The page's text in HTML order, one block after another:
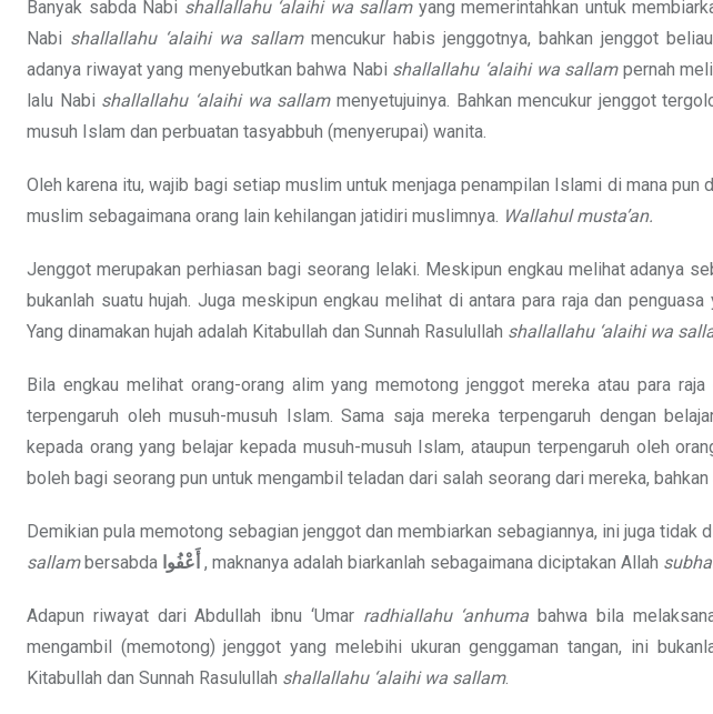
Banyak sabda Nabi shallallahu ‘alaihi wa sallamyang memerintahkan untuk
Nabi shallallahu ‘alaihi wa sallammencukur habis jenggotnya, bahkan jenggot
adanya riwayat yang menyebutkan bahwa Nabi shallallahu ‘alaihi wa sallampernah
lalu Nabi shallallahu ‘alaihi wa sallammenyetujuinya. Bahkan mencukur jenggot
musuh Islam dan perbuatan tasyabbuh (menyerupai) wanita.
Oleh karena itu, wajib bagi setiap muslim untuk menjaga penampilan Islami di mana pun
muslim sebagaimana orang lain kehilangan jatidiri muslimnya. Wallahul musta’an.
Jenggot merupakan perhiasan bagi seorang lelaki. Meskipun engkau melihat adanya
bukanlah suatu hujah. Juga meskipun engkau melihat di antara para raja dan
Yang dinamakan hujah adalah Kitabullah dan Sunnah Rasulullah shallallahu ‘alaihi wa
Bila engkau melihat orang-orang alim yang memotong jenggot mereka atau para
terpengaruh oleh musuh-musuh Islam. Sama saja mereka terpengaruh dengan
kepada orang yang belajar kepada musuh-musuh Islam, ataupun terpengaruh oleh
boleh bagi seorang pun untuk mengambil teladan dari salah seorang dari mereka,
Demikian pula memotong sebagian jenggot dan membiarkan sebagiannya, ini juga tidak
sallambersabda أَعْفُوا , maknanya adalah biarkanlah sebagaimana diciptakan Allah
Adapun riwayat dari Abdullah ibnu ‘Umar radhiallahu ‘anhuma bahwa bila
mengambil (memotong) jenggot yang melebihi ukuran genggaman tangan, ini
Kitabullah dan Sunnah Rasulullah shallallahu ‘alaihi wa sallam.